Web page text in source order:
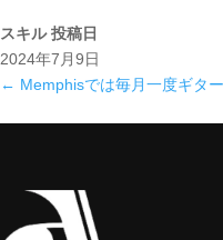
スキル 投稿日
2024年7月9日
← Memphisでは毎月一度ギタ